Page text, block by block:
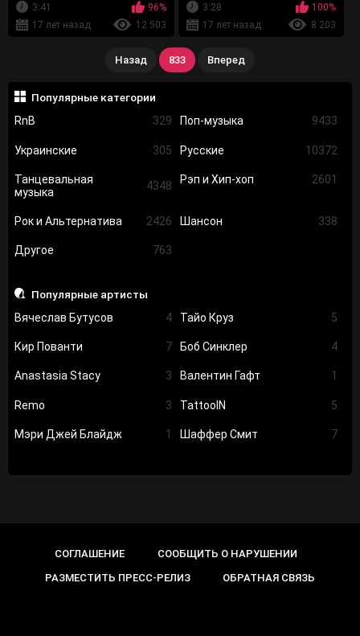
Популярные категории
RnB
329 Поп-музыка 9433
Украинские 305 Русские 10372
Танцевальная
музыка
4348 Рэп и Хип-хоп 2601
Рок и Альтернатива 2426 Шансон 338
Другое 763
Популярные артисты
Вячеслав Бутусов
4 Тайо Круз 5
Кир Пованти 7 Боб Синклер 4
Anastasia Stacy 3 Валентин Гафт 1
Remo 3 TattooIN 5
Мэри Джей Блайдж 1 Шаффер Смит 7
3:41
96%
17 лет назад
12 503
3:28
100%
17 лет назад
8 203
Назад 833 Вперед
СОГЛАШЕНИЕ
СООБЩИТЬ О НАРУШЕНИИ
РАЗМЕСТИТЬ ПРЕСС-РЕЛИЗ
ОБРАТНАЯ СВЯЗЬ